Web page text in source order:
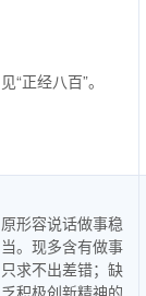
见“正经八百”。
原形容说话做事稳
当。现多含有做事
只求不出差错；缺
乏积极创新精神的